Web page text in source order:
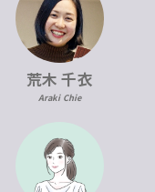
荒木 千衣
Araki Chie